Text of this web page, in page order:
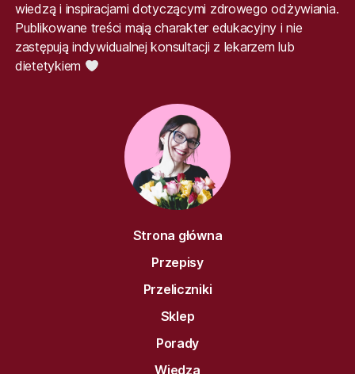
wiedzą i inspiracjami dotyczącymi zdrowego odżywiania.
Publikowane treści mają charakter edukacyjny i nie
zastępują indywidualnej konsultacji z lekarzem lub
dietetykiem
Strona główna
Przepisy
Przeliczniki
Sklep
Porady
Wiedza